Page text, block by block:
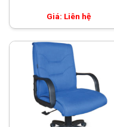
Giá: Liên hệ